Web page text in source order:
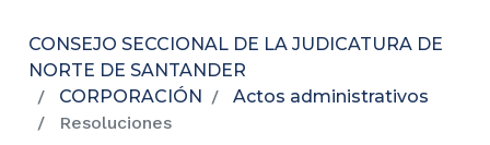
CONSEJO SECCIONAL DE LA JUDICATURA DE
NORTE DE SANTANDER
CORPORACIÓN
Actos administrativos
Resoluciones